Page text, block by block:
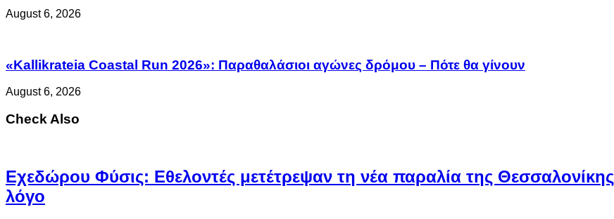
August 6, 2026
«Kallikrateia Coastal Run 2026»: Παραθαλάσιοι αγώνες δρόμου – Πότε θα γίνουν
August 6, 2026
Check Also
Eχεδώρου Φύσις: Εθελοντές μετέτρεψαν τη νέα παραλία της
λόγο